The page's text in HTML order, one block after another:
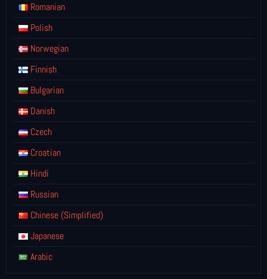
Romanian
Polish
Norwegian
Finnish
Bulgarian
Danish
Czech
Croatian
Hindi
Russian
Chinese (Simplified)
Japanese
Arabic